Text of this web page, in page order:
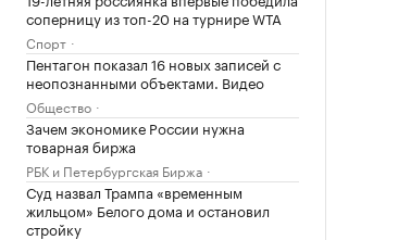
соперницу из топ-20 на турнире WTA
Спорт
Пентагон показал 16 новых записей с
неопознанными объектами. Видео
Общество
Зачем экономике России нужна
товарная биржа
РБК и Петербургская Биржа
Суд назвал Трампа «временным
жильцом» Белого дома и остановил
стройку